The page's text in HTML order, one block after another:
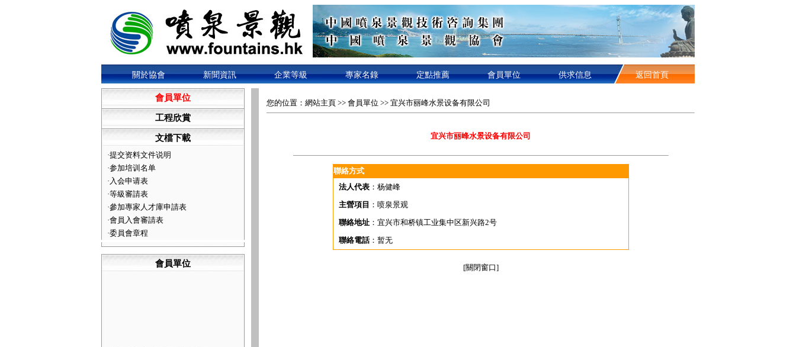
關於協會 新聞資訊 企業等級 專家名錄 定點推薦 會員單位 供求信息 返回首頁
會員單位
工程欣賞
文檔下載
·提交资料文件说明
·参加培训名单
· 入会申请表
·等級審請表
·參加專家人才庫申請表
·會員入會審請表
·委員會章程
會員單位
您的位置： 網站主頁 >> 會員單位 >> 宜兴市丽峰水景设备有限公司
宜兴市丽峰水景设备有限公司
聯絡方式
法人代表：杨健峰
主營項目 ：喷泉景观
聯絡地址：宜兴市和桥镇工业集中区新兴路2号
聯絡電話：暂无
[關閉窗口]